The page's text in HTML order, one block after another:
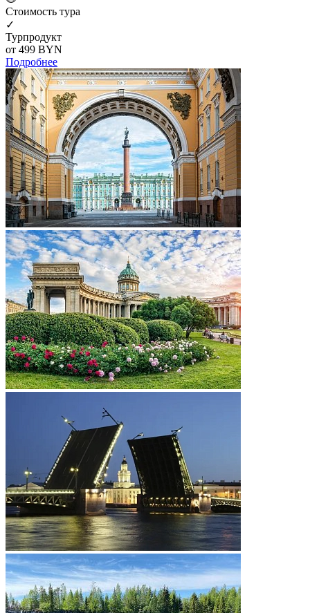
Cтоимость тура
✓
Турпродукт
от 499 BYN
Подробнее